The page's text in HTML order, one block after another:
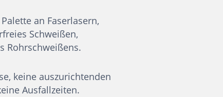
an Faserlasern,
Schweißen,
Rohrschweißens.
keine auszurichtenden
Ausfallzeiten.